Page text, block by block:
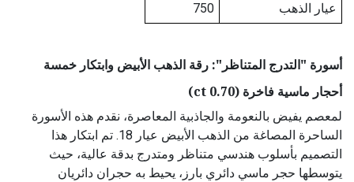
عيار الذهب
750
أسورة "التدرج المتناظر": رقة الذهب الأبيض وابتكار خمسة
أحجار ماسية فاخرة (0.70 ct)
لمعصم يفيض بالنعومة والجاذبية المعاصرة، نقدم هذه الأسورة
الساحرة المصاغة من الذهب الأبيض عيار 18. تم ابتكار هذا
التصميم بأسلوب هندسي متناظر ومتدرج بدقة عالية، حيث
يتوسطها حجر ماسي دائري بارز، يحيط به حجران دائريان